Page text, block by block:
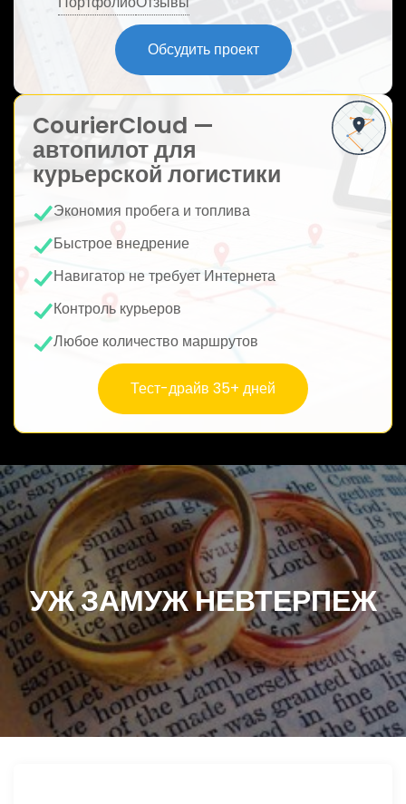
Обсудить проект
CourierCloud —
автопилот для
курьерской логистики
Экономия пробега и топлива
Быстрое внедрение
Навигатор не требует Интернета
Контроль курьеров
Любое количество маршрутов
Тест-драйв 35+ дней
УЖ ЗАМУЖ НЕВТЕРПЕЖ